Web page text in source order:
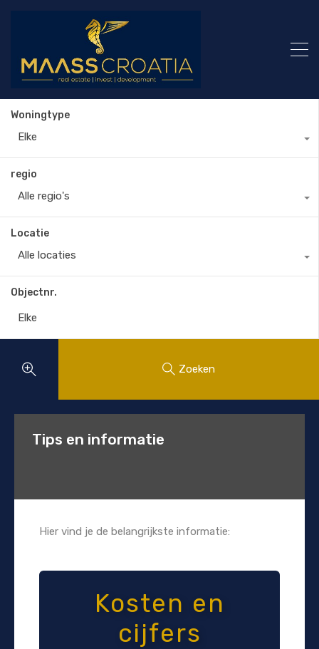
Woningtype
Elke
regio
Alle regio's
Locatie
Alle locaties
Objectnr.
Zoeken
Tips en informatie
Hier vind je de belangrijkste informatie:
Kosten en
cijfers